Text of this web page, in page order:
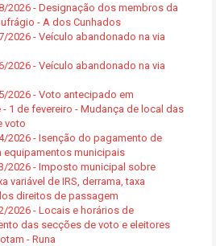
2026 - Designação dos membros da
- A dos Cunhados
2026 - Veículo abandonado na via
2026 - Veículo abandonado na via
2026 - Voto antecipado em
1 de fevereiro - Mudança de local das
voto
2026 - Isenção do pagamento de
equipamentos municipais
2026 - Imposto municipal sobre
variável de IRS, derrama, taxa
direitos de passagem
2026 - Locais e horários de
das secções de voto e eleitores
- Runa